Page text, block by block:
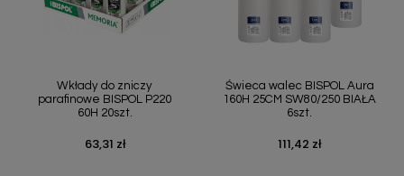
Wkłady do zniczy
parafinowe BISPOL P220
60H 20szt.
Cena
63,31 zł
Świeca walec BISPOL Aura
160H 25CM SW80/250 BIAŁA
6szt.
Cena
111,42 zł